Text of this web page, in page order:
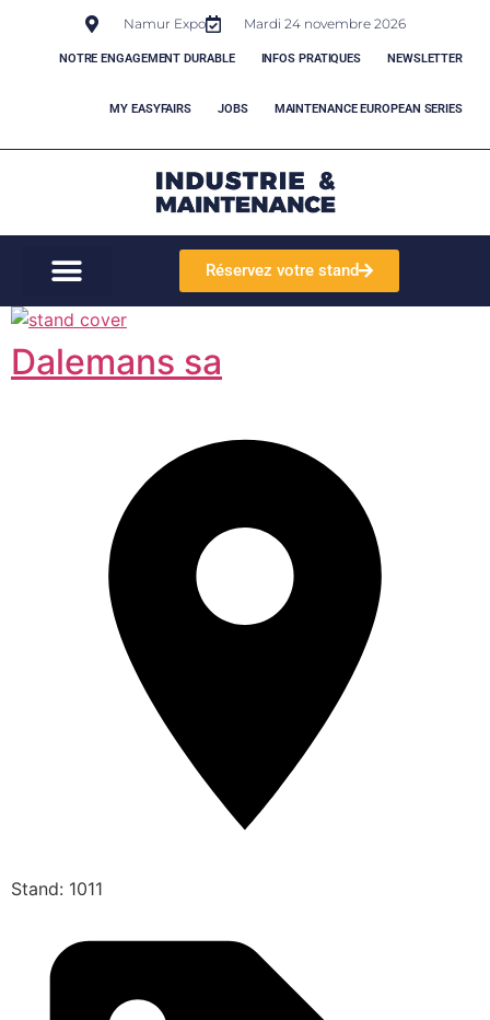
Namur Expo Mardi 24 novembre 2026
NOTRE ENGAGEMENT DURABLE INFOS PRATIQUES NEWSLETTER
MY EASYFAIRS JOBS MAINTENANCE EUROPEAN SERIES
Réservez votre stand
Dalemans sa
Stand: 1011